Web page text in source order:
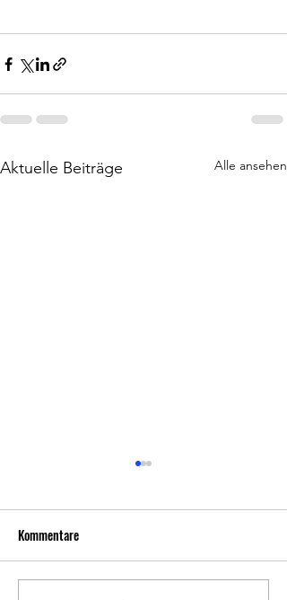
Aktuelle Beiträge Alle ansehen
Spiele!
In der Auftaktwoche in
Gießen und Darmstadt
gingen wir wie in der
Kommentare